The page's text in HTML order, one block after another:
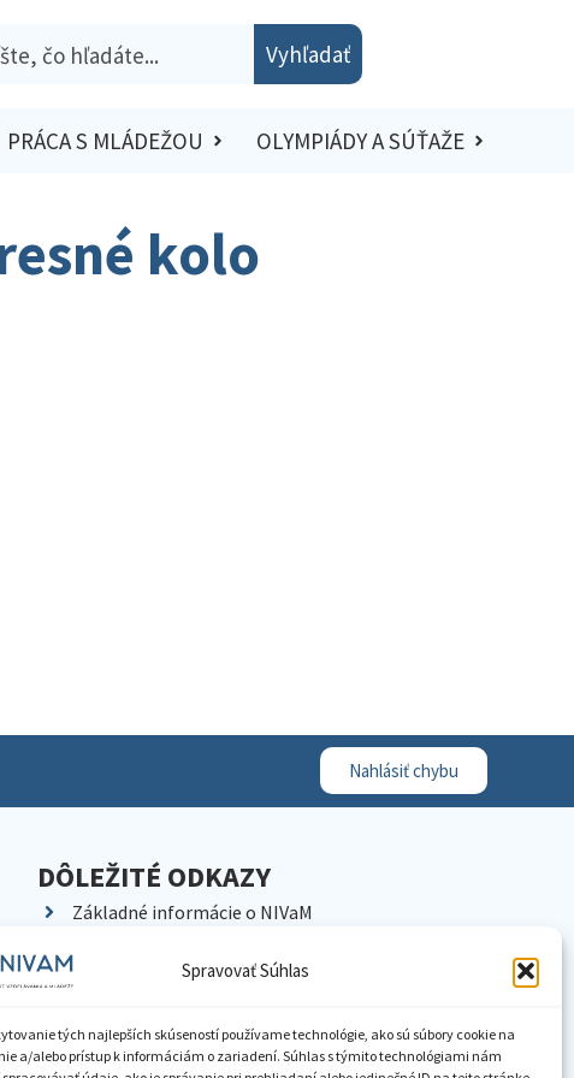
Spravovať Súhlas
tých najlepších skúseností používame technológie, ako sú súbory cookie na
a/alebo prístup k informáciám o zariadení. Súhlas s týmito technológiami nám
Vyhľadať
PRÁCA S MLÁDEŽOU OLYMPIÁDY A SÚŤAŽE
kolo
Nahlásiť chybu
DÔLEŽITÉ ODKAZY
Základné informácie o NIVaM
Kariéra
Pracoviská NIVaM